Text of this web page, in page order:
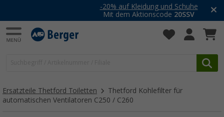
-20% auf Kleidung und Schuhe
Mit dem Aktionscode20SSV
Ersatzteile Thetford Toiletten
Thetford Kohlefilter für
automatischen Ventilatoren C250 / C260